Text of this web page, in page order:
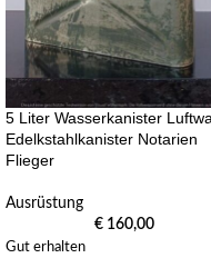
5 Liter Wasserkanister
Edelkstahlkanister Notarien
Flieger
Ausrüstung
€ 160,00
Gut erhalten